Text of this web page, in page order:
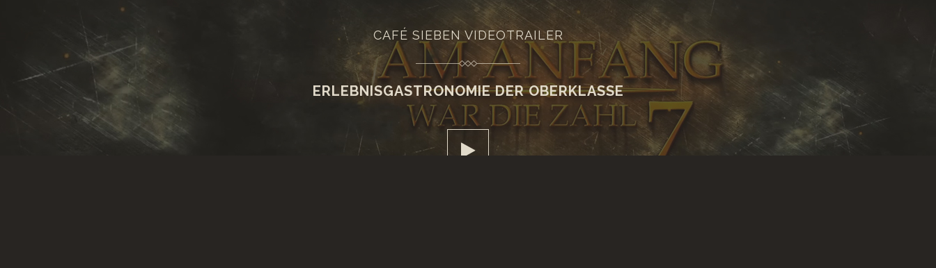
CAFÉ SIEBEN VIDEOTRAILER
ERLEBNISGASTRONOMIE DER OBERKLASSE